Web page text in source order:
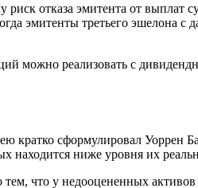
отказа эмитента от выплат
эмитенты третьего эшелона с
можно реализовать с
кратко сформулировал Уоррен
находится ниже уровня их
что у недооцененных